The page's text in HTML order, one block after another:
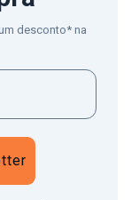
desconto* na